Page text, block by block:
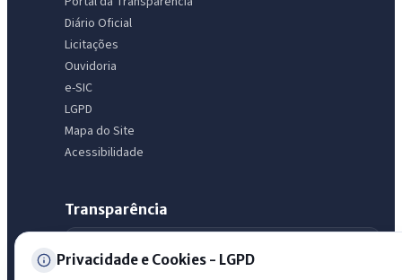
Diário Oficial
Licitações
Ouvidoria
e-SIC
LGPD
Mapa do Site
Acessibilidade
Transparência
Sistema oficial ATRICON/PNTP
Privacidade e Cookies - LGPD
Licitações abertas Carta de serviços